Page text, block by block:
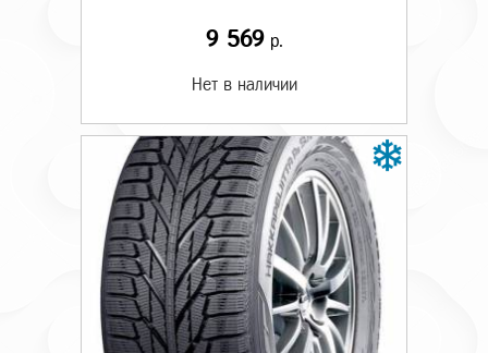
9 569р.
Нет в наличии